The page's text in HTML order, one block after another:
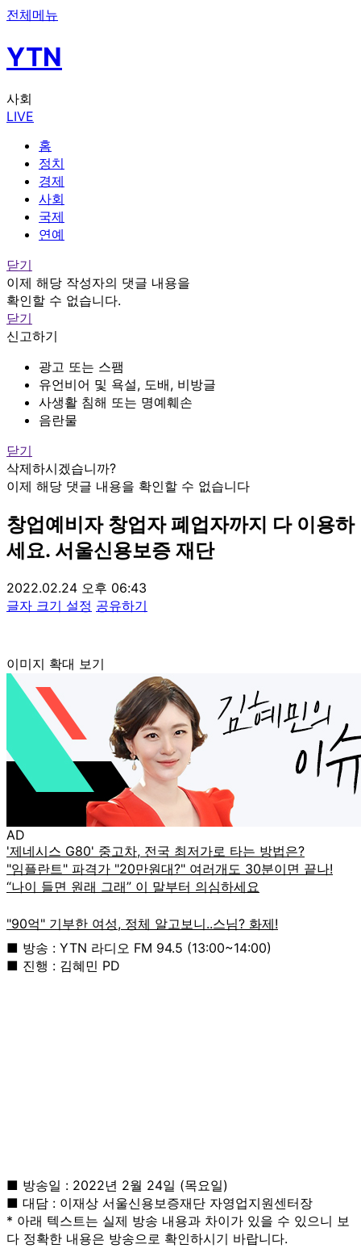
전체메뉴
YTN
사회
LIVE
홈
정치
경제
사회
국제
연예
닫기
이제 해당 작성자의 댓글 내용을
확인할 수 없습니다.
닫기
신고하기
광고 또는 스팸
유언비어 및 욕설, 도배, 비방글
사생활 침해 또는 명예훼손
음란물
닫기
삭제하시겠습니까?
이제 해당 댓글 내용을 확인할 수 없습니다
창업예비자 창업자 폐업자까지 다 이용하
세요. 서울신용보증 재단
2022.02.24 오후 06:43
글자 크기 설정 공유하기
이미지 확대 보기
AD
■ 방송 : YTN 라디오 FM 94.5 (13:00~14:00)
■ 진행 : 김혜민 PD
■ 방송일 : 2022년 2월 24일 (목요일)
■ 대담 : 이재상 서울신용보증재단 자영업지원센터장
* 아래 텍스트는 실제 방송 내용과 차이가 있을 수 있으니 보
다 정확한 내용은 방송으로 확인하시기 바랍니다.